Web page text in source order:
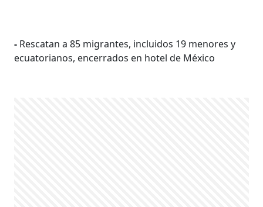
- Rescatan a 85 migrantes, incluidos 19 menores y
ecuatorianos, encerrados en hotel de México